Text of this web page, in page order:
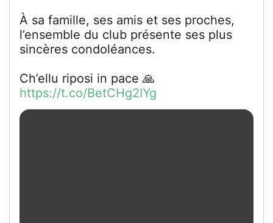
À sa famille, ses amis et ses proches,
l’ensemble du club présente ses plus
sincères condoléances.
Ch’ellu riposi in pace 🙏
https://t.co/BetCHg2IYg